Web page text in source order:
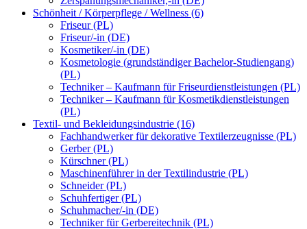
Schönheit / Körperpflege / Wellness (6)
Friseur (PL)
Friseur/-in (DE)
Kosmetiker/-in (DE)
Kosmetologie (grundständiger Bachelor-Studiengang)
(PL)
Techniker – Kaufmann für Friseurdienstleistungen (PL)
Techniker – Kaufmann für Kosmetikdienstleistungen
(PL)
Textil- und Bekleidungsindustrie (16)
Fachhandwerker für dekorative Textilerzeugnisse (PL)
Gerber (PL)
Kürschner (PL)
Maschinenführer in der Textilindustrie (PL)
Schneider (PL)
Schuhfertiger (PL)
Schuhmacher/-in (DE)
Techniker für Gerbereitechnik (PL)